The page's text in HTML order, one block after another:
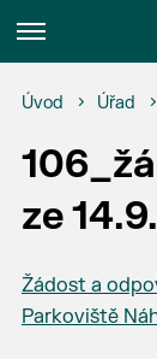
Menu
Úvod Úřad
ze
Žádost a
Parkoviště